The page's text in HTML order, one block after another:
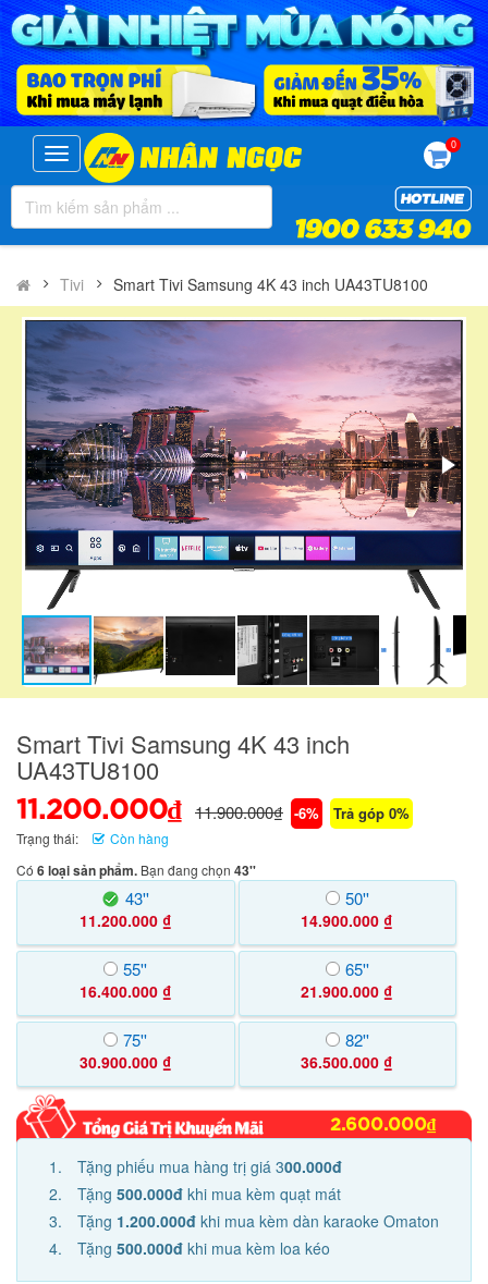
Toggle
navigation
0
Tivi Smart Tivi Samsung 4K 43 inch UA43TU8100
Smart Tivi Samsung 4K 43 inch
UA43TU8100
11.200.000₫ 11.900.000₫ -6% Trả góp 0%
Trạng thái:
Còn hàng
Có 6 loại sản phẩm. Bạn đang chọn 43''
43''
11.200.000 ₫
50''
14.900.000 ₫
55''
16.400.000 ₫
65''
21.900.000 ₫
75''
30.900.000 ₫
82''
36.500.000 ₫
2.600.000₫
Tặng phiếu mua hàng trị giá 300.000đ
Tặng 500.000đ khi mua kèm quạt mát
Tặng 1.200.000đ khi mua kèm dàn karaoke Omaton
Tặng 500.000đ khi mua kèm loa kéo